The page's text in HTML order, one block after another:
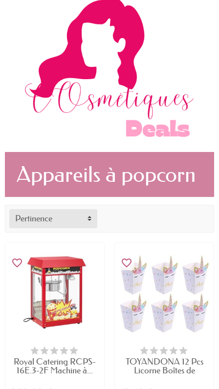
Appareils à popcorn
Pertinence
favorite_border
Royal Catering RCPS-
16E.3-2F Machine à...
favorite_border
TOYANDONA 12 Pcs
Licorne Boîtes de